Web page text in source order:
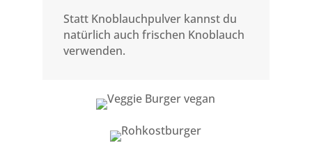
Statt Knoblauchpulver kannst du
natürlich auch frischen Knoblauch
verwenden.